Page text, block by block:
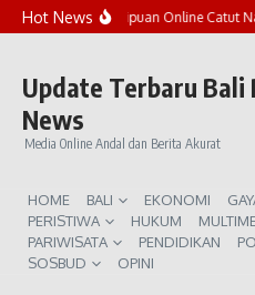
Lewati ke konten
Hot NewsMarak Penipuan Online Catut
Update Terbaru Bali
News
Media Online Andal dan Berita Akurat
HOME BALI EKONOMI
PERISTIWA
HUKUM
PARIWISATA
PENDIDIKAN
SOSBUD
OPINI